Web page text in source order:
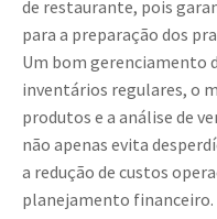
de restaurante, pois
para a preparação dos
Um bom gerenciamento
inventários regulares, o
produtos e a análise de
não apenas evita
a redução de custos
planejamento financeiro.